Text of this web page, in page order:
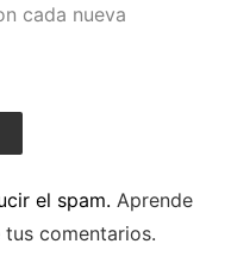
cada nueva
el spam. Aprende
comentarios.